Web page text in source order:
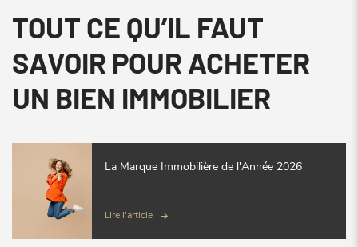
TOUT CE QU’IL FAUT
SAVOIR POUR ACHETER
UN BIEN IMMOBILIER
La Marque Immobilière de l'Année 2026
Lire l'article